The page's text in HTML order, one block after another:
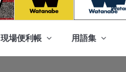
現場便利帳 用語集